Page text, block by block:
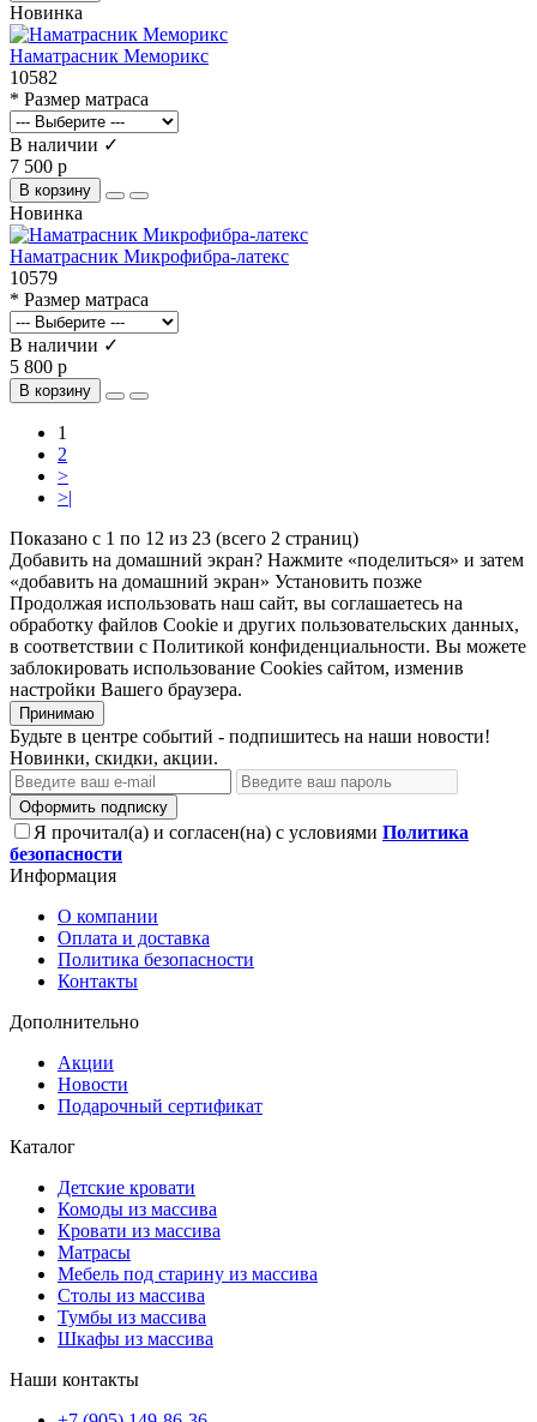
Новинка
Наматрасник Меморикс
10582
* Размер матраса
В наличии ✓
7 500 р
В корзину
Новинка
Наматрасник Микрофибра-латекс
10579
* Размер матраса
В наличии ✓
5 800 р
В корзину
1
2
>
>|
Показано с 1 по 12 из 23 (всего 2 страниц)
Добавить на домашний экран? Нажмите «поделиться» и затем
«добавить на домашний экран» Установить позже
Продолжая использовать наш сайт, вы соглашаетесь на
обработку файлов Сookie и других пользовательских данных,
в соответствии с Политикой конфиденциальности. Вы можете
заблокировать использование Cookies сайтом, изменив
настройки Вашего браузера.
Принимаю
Будьте в центре событий - подпишитесь на наши новости!
Новинки, скидки, акции.
Оформить подписку
Я прочитал(а) и согласен(на) с условиями Политика
безопасности
Информация
О компании
Оплата и доставка
Политика безопасности
Контакты
Дополнительно
Акции
Новости
Подарочный сертификат
Каталог
Детские кровати
Комоды из массива
Кровати из массива
Матрасы
Мебель под старину из массива
Столы из массива
Тумбы из массива
Шкафы из массива
Наши контакты